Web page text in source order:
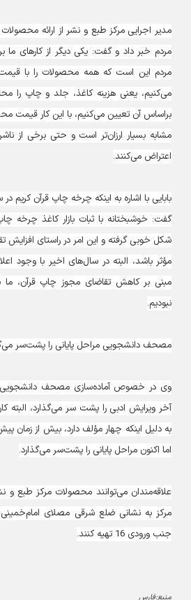
مدیر اجرایی مرکز طبع و نشر از ارائه محصولات
مردم خبر داد و گفت: یکی دیگر از کارهای ما
مردم این است که همه محصولات را با
می‌کنیم، یعنی هزینه کاغذ، جلد و چاپ را
براساس آن تعیین می‌کنیم، با این کار قیمت
مشابه بسیار ارزان‌تر است و حتی برخی از
اعتراض می‌کنند.
بابایی با اشاره به اینکه چرخه چاپ قرآن کریم
گفت: خوشبختانه با ثبات بازار کاغذ چرخه
شکل خوبی گرفته و این امر در راستای افزایش
مؤثر باشد، البته در سال‌های اخیر با وجود
مبنی بر کاهش تقاضای مجوز چاپ قرآن، ما
نبودیم.
مصحف دانشجویی مراحل پایانی را پشت‌سر
وی در خصوص آماده‌سازی مصحف
آخر ویرایش ادبی را پشت سر ‌می‌گذارد، البته
به دلیل اینکه چهار مؤلف دارد، بیش از زمان
اما اکنون مراحل پایانی را پشت‌سر می‌گذارد.
علاقه‌مندان می‌توانند محصولات مرکز طبع و
مرکز به نشانی ضلع شرقی مصلای
جنب ورودی 16 تهیه کنند.
منبع:فارس